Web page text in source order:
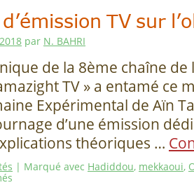
TV sur
par N. BAHRI
de la 8ème chaîne
TV » a entamé ce
Expérimental de Aïn
d’une émission
théoriques …
| Marqué avec Hadiddou, mekkaoui,